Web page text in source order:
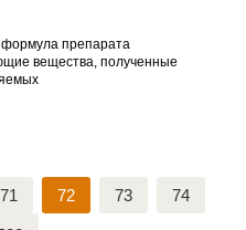
препарата
вещества, полученные
71 72 73
74